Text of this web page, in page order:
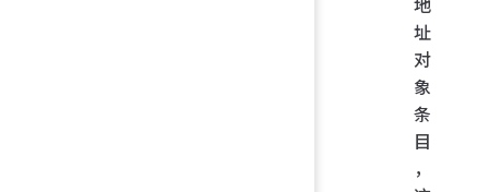
址
对
象
条
目
，